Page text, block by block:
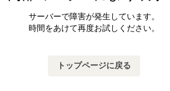
サーバーで障害が発生しています。
時間をあけて再度お試しください。
トップページに戻る